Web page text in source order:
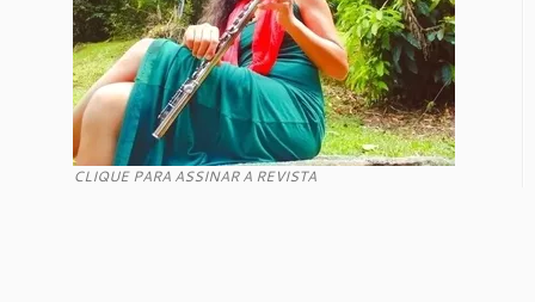
CLIQUE PARA ASSINAR A REVISTA